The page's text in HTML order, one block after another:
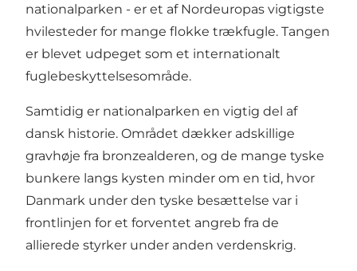
nationalparken - er et af Nordeuropas vigtigste
hvilesteder for mange flokke trækfugle. Tangen
er blevet udpeget som et internationalt
fuglebeskyttelsesområde.
Samtidig er nationalparken en vigtig del af
dansk historie. Området dækker adskillige
gravhøje fra bronzealderen, og de mange tyske
bunkere langs kysten minder om en tid, hvor
Danmark under den tyske besættelse var i
frontlinjen for et forventet angreb fra de
allierede styrker under anden verdenskrig.